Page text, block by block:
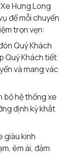
Hưng Long
để mỗi chuyến
trọn vẹn:
Quý Khách
Quý Khách tiết
và mang vác
bộ hệ thống xe
định kỳ khắt
giàu kinh
êm ái, đảm